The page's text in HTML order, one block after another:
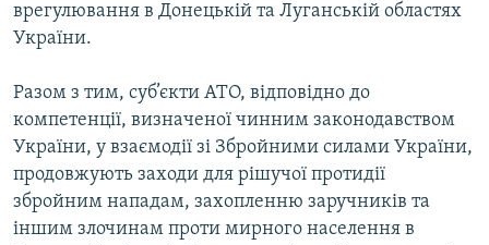
врегулювання в Донецькій та Луганській областях
України.
Разом з тим, суб’єкти АТО, відповідно до
компетенції, визначеної чинним законодавством
України, у взаємодії зі Збройними силами України,
продовжують заходи для рішучої протидії
збройним нападам, захопленню заручників та
іншим злочинам проти мирного населення в